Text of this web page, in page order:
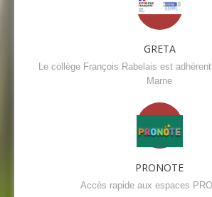
GRETA
Le collège François Rabelais est
Marne
PRONOTE
Accès rapide aux espaces